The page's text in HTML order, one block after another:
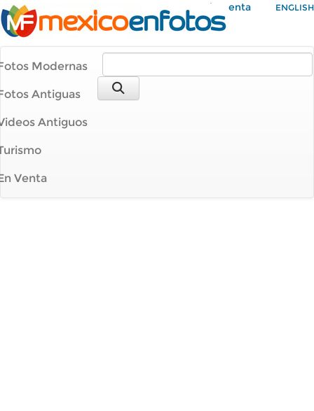
Mi Cuenta ENGLISH
Modernas
Antiguas
Antiguos
Venta